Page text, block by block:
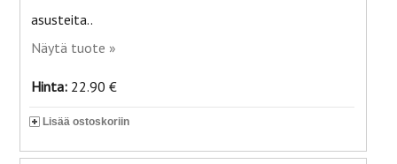
asusteita..
Näytä tuote »
Hinta: 22.90 €
Lisää ostoskoriin